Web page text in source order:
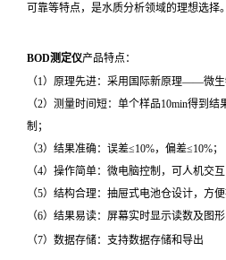
可靠等特点，是水质分析领域的理想选择。
BOD测定仪产品特点：
（1）原理先进：采用国际新原理——微生
（2）测量时间短：单个样品10min得到
制；
（3）结果准确：误差≤10%，偏差≤10%；
（4）操作简单：微电脑控制，可人机交
（5）结构合理：抽屉式电池仓设计，方便
（6）结果易读：屏幕实时显示读数及图
（7）数据存储：支持数据存储和导出